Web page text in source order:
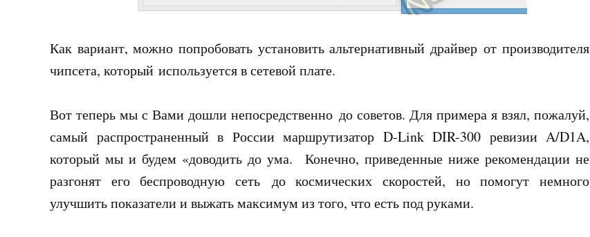
Как вариант, можно попробовать установить альтернативный драйвер от производителя
чипсета, который используется в сетевой плате.
Вот теперь мы с Вами дошли непосредственно до советов. Для примера я взял, пожалуй,
самый распространенный в России маршрутизатор D-Link DIR-300 ревизии A/D1A,
который мы и будем «доводить до ума. Конечно, приведенные ниже рекомендации не
разгонят его беспроводную сеть до космических скоростей, но помогут немного
улучшить показатели и выжать максимум из того, что есть под руками.